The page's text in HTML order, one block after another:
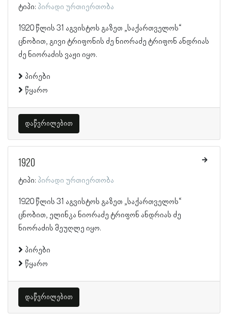
ტიპი: პირადი ურთიერთობა
1920 წლის 31 აგვისტოს გაზეთ „საქართველოს“
ცნობით, გივი ტრიფონის ძე ნიორაძე ტრიფონ ანდრიას
ძე ნიორაძის ვაჟი იყო.
პირები
წყარო
დაწვრილებით
1920
ტიპი: პირადი ურთიერთობა
1920 წლის 31 აგვისტოს გაზეთ „საქართველოს“
ცნობით, ელინკა ნიორაძე ტრიფონ ანდრიას ძე
ნიორაძის მეუღლე იყო.
პირები
წყარო
დაწვრილებით